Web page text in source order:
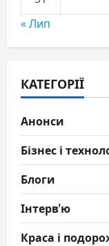
« Лип
КАТЕГОРІЇ
Анонси
Бізнес і
Блоги
Інтерв'ю
Краса і